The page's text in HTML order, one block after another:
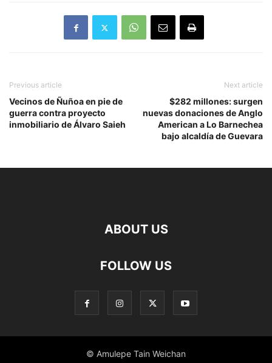
Previous article
Vecinos de Ñuñoa en pie de
guerra contra proyecto
inmobiliario de Álvaro Saieh
Next article
$282 millones: surgen
nuevas donaciones de Anglo
American a Lo Barnechea
bajo alcaldía de Guevara
ABOUT US
FOLLOW US
© Amulepe Tain Weichan